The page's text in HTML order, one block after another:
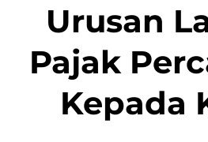
Urusan
Pajak
Kepada